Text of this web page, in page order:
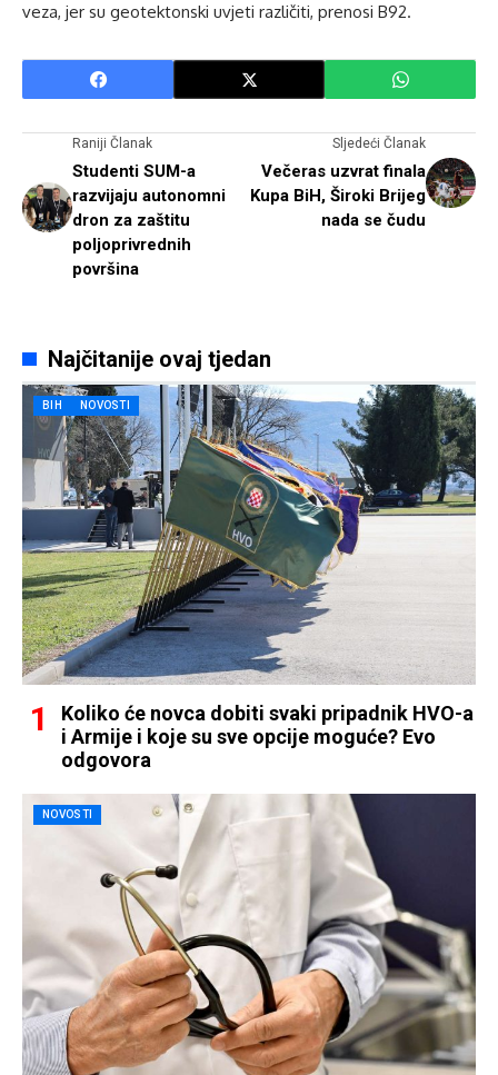
veza, jer su geotektonski uvjeti različiti, prenosi B92.
Raniji Članak
Studenti SUM-a
razvijaju autonomni
dron za zaštitu
poljoprivrednih
površina
Sljedeći Članak
Večeras uzvrat finala
Kupa BiH, Široki Brijeg
nada se čudu
Najčitanije ovaj tjedan
BIH NOVOSTI
Koliko će novca dobiti svaki pripadnik HVO-a
i Armije i koje su sve opcije moguće? Evo
odgovora
NOVOSTI